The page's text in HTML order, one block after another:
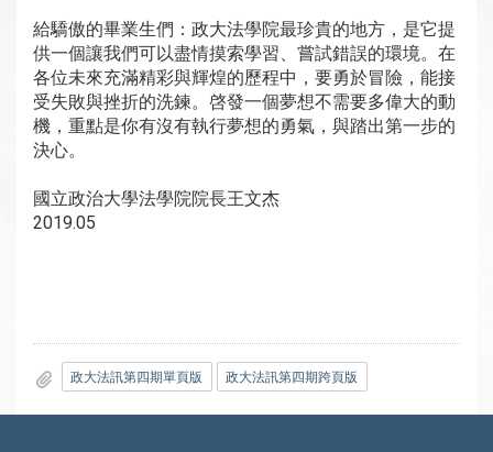
給驕傲的畢業生們：政大法學院最珍貴的地方，是它提
供一個讓我們可以盡情摸索學習、嘗試錯誤的環境。在
各位未來充滿精彩與輝煌的歷程中，要勇於冒險，能接
受失敗與挫折的洗鍊。啓發一個夢想不需要多偉大的動
機，重點是你有沒有執行夢想的勇氣，與踏出第一步的
決心。
國立政治大學法學院院長王文杰
2019.05
政大法訊第四期單頁版 政大法訊第四期跨頁版